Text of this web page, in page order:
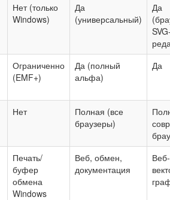
Нет (только
Windows)
Да
(универсальный)
Да
Ограниченно
(EMF+)
Да (полный
альфа)
Да
Нет
Полная (все
браузеры)
Печать/
буфер
обмена
Windows
Веб, обмен,
документация
Веб-